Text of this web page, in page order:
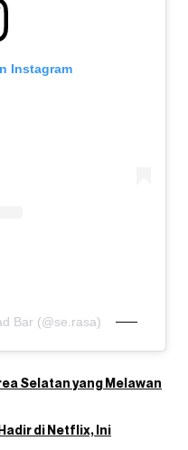
Instagram
Bar (@se.rasa)
Selatan yang Melawan
di Netflix, Ini